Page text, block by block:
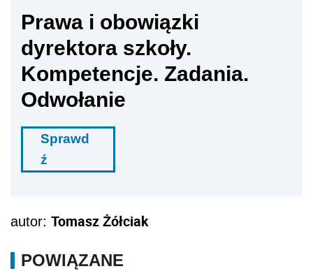
Prawa i obowiązki
dyrektora szkoły.
Kompetencje. Zadania.
Odwołanie
Sprawd
ź
autor: Tomasz Żółciak
POWIĄZANE